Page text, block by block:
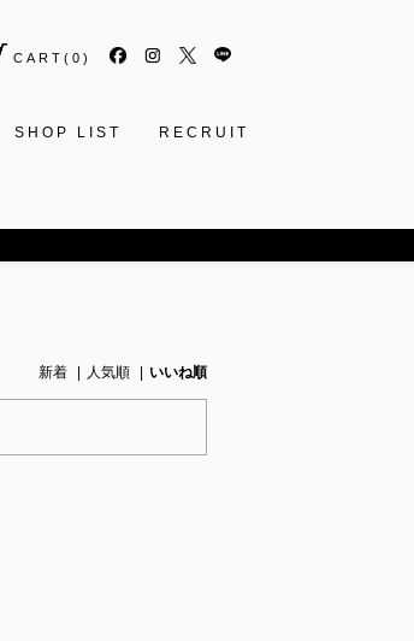
CART ( 0 )
SHOP LIST RECRUIT
新着 人気順 いいね順